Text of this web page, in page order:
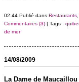
02:44 Publié dans Restaurants
Commentaires (3)| Tags :
de mer
14/08/2009
La Dame de Maucaillou